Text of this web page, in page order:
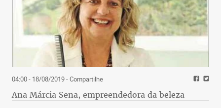
04:00 - 18/08/2019- Compartilhe
Ana Márcia Sena, empreendedora da beleza